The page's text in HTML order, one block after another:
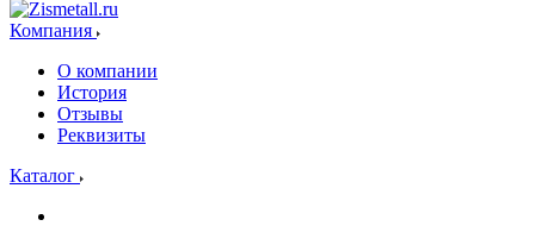
Компания
О компании
История
Отзывы
Реквизиты
Каталог